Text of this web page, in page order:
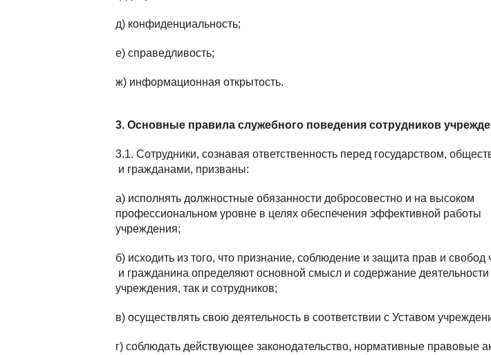
д) конфиденциальность;
е) справедливость;
ж) информационная открытость.
3. Основные правила служебного поведения сотрудников
3.1. Сотрудники, сознавая ответственность перед государством,
и гражданами, призваны:
а) исполнять должностные обязанности добросовестно и на высоком
профессиональном уровне в целях обеспечения эффективной работы
учреждения;
б) исходить из того, что признание, соблюдение и защита прав и свобод
и гражданина определяют основной смысл и содержание деятельности
учреждения, так и сотрудников;
в) осуществлять свою деятельность в соответствии с Уставом
г) соблюдать действующее законодательство, нормативные правовые